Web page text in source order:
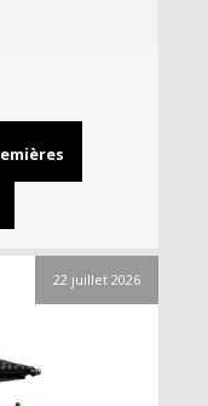
22 juillet 2026